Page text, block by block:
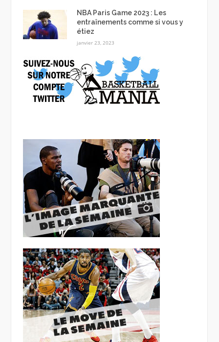
NBA Paris Game 2023 : Les
entraînements comme si vous y
étiez
janvier 23, 2023